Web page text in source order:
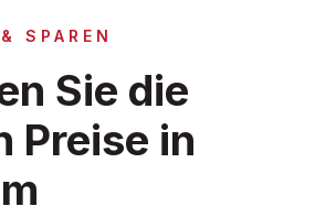
SPAREN
Sie die
Preise in